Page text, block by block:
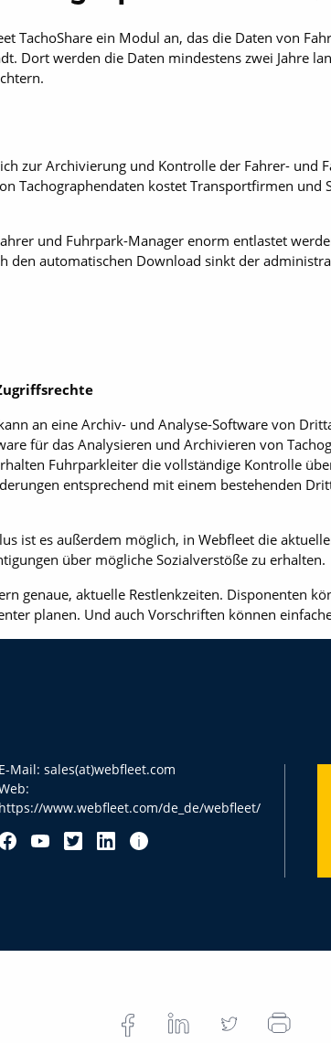
TachoShare ein Modul an, das die Daten von
Dort werden die Daten mindestens zwei Jahre
zur Archivierung und Kontrolle der Fahrer- und
Tachographendaten kostet Transportfirmen und
und Fuhrpark-Manager enorm entlastet
den automatischen Download sinkt der
an eine Archiv- und Analyse-Software von
für das Analysieren und Archivieren von
Fuhrparkleiter die vollständige Kontrolle
entsprechend mit einem bestehenden
ist es außerdem möglich, in Webfleet die
über mögliche Sozialverstöße zu erhalten.
genaue, aktuelle Restlenkzeiten. Disponenten
planen. Und auch Vorschriften können
E-Mail: sales(at)webfleet.com
https://www.webfleet.com/de_de/webfleet/